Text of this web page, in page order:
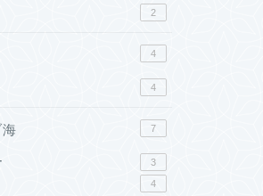
2
4
4
7
3
4